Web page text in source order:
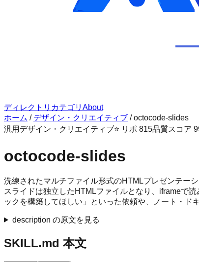
ディレクトリ カテゴリ About
ホーム / デザイン・クリエイティブ /octocode-slides
汎用 デザイン・クリエイティブ⭐ リポ 815品質スコア
octocode-slides
洗練されたマルチファイル形式のHTMLプレゼンテ
スライドは独立したHTMLファイルとなり、iframeで
ックを構築してほしい」といった依頼や、ノート・ド
description の原文を見る
SKILL.md 本文